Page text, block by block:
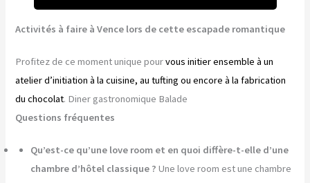
Activités à faire à Vence lors de cette escapade romantique
Profitez de ce moment unique pourvous initier ensemble à un
atelier d’initiation à la cuisine, au tufting ou encore à la fabrication
du chocolat. Diner gastronomique Balade
Questions fréquentes
Qu’est-ce qu’une love room et en quoi diffère-t-elle d’une
chambre d’hôtel classique ? Une love room est une chambre